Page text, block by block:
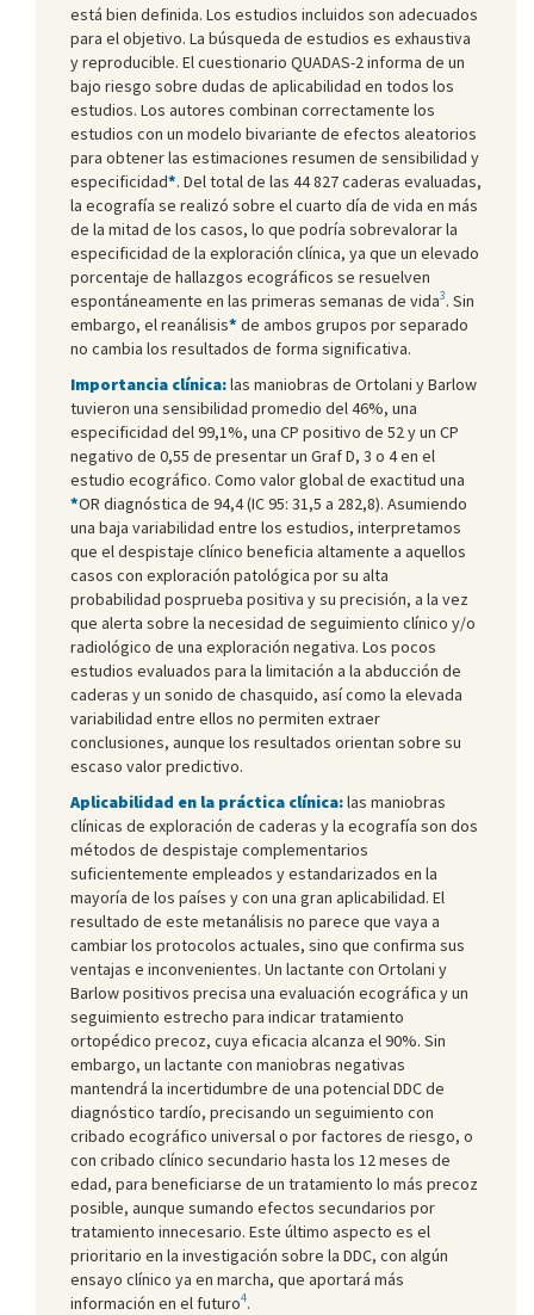
está bien definida. Los estudios incluidos son adecuados
para el objetivo. La búsqueda de estudios es exhaustiva
y reproducible. El cuestionario QUADAS-2 informa de un
bajo riesgo sobre dudas de aplicabilidad en todos los
estudios. Los autores combinan correctamente los
estudios con un modelo bivariante de efectos aleatorios
para obtener las estimaciones resumen de sensibilidad y
especificidad*. Del total de las 44 827 caderas evaluadas,
la ecografía se realizó sobre el cuarto día de vida en más
de la mitad de los casos, lo que podría sobrevalorar la
especificidad de la exploración clínica, ya que un elevado
porcentaje de hallazgos ecográficos se resuelven
espontáneamente en las primeras semanas de vida3. Sin
embargo, el reanálisis* de ambos grupos por separado
no cambia los resultados de forma significativa.
Importancia clínica:las maniobras de Ortolani y Barlow
tuvieron una sensibilidad promedio del 46%, una
especificidad del 99,1%, una CP positivo de 52 y un CP
negativo de 0,55 de presentar un Graf D, 3 o 4 en el
estudio ecográfico. Como valor global de exactitud una
*OR diagnóstica de 94,4 (IC 95: 31,5 a 282,8). Asumiendo
una baja variabilidad entre los estudios, interpretamos
que el despistaje clínico beneficia altamente a aquellos
casos con exploración patológica por su alta
probabilidad posprueba positiva y su precisión, a la vez
que alerta sobre la necesidad de seguimiento clínico y/o
radiológico de una exploración negativa. Los pocos
estudios evaluados para la limitación a la abducción de
caderas y un sonido de chasquido, así como la elevada
variabilidad entre ellos no permiten extraer
conclusiones, aunque los resultados orientan sobre su
escaso valor predictivo.
Aplicabilidad en la práctica clínica:las maniobras
clínicas de exploración de caderas y la ecografía son dos
métodos de despistaje complementarios
suficientemente empleados y estandarizados en la
mayoría de los países y con una gran aplicabilidad. El
resultado de este metanálisis no parece que vaya a
cambiar los protocolos actuales, sino que confirma sus
ventajas e inconvenientes. Un lactante con Ortolani y
Barlow positivos precisa una evaluación ecográfica y un
seguimiento estrecho para indicar tratamiento
ortopédico precoz, cuya eficacia alcanza el 90%. Sin
embargo, un lactante con maniobras negativas
mantendrá la incertidumbre de una potencial DDC de
diagnóstico tardío, precisando un seguimiento con
cribado ecográfico universal o por factores de riesgo, o
con cribado clínico secundario hasta los 12 meses de
edad, para beneficiarse de un tratamiento lo más precoz
posible, aunque sumando efectos secundarios por
tratamiento innecesario. Este último aspecto es el
prioritario en la investigación sobre la DDC, con algún
ensayo clínico ya en marcha, que aportará más
información en el futuro4.